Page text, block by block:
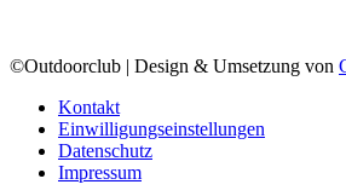
©Outdoorclub | Design & Umsetzung von
Kontakt
Einwilligungseinstellungen
Datenschutz
Impressum